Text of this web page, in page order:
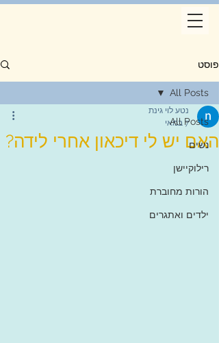
פוסט
All Posts
נשים
רילוקיישן
הורות מחוברת
ילדים ואתגרים
All Posts
האם יש לי דיכאון אחרי לידה?
נטע לוי גינת
7 במאי